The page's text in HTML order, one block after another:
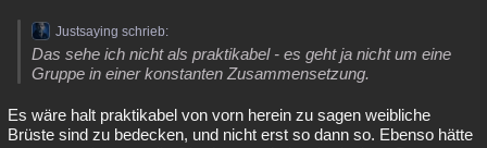
Justsaying schrieb:
Das sehe ich nicht als praktikabel - es geht ja nicht um eine
Gruppe in einer konstanten Zusammensetzung.
Es wäre halt praktikabel von vorn herein zu sagen weibliche
Brüste sind zu bedecken, und nicht erst so dann so. Ebenso hätte